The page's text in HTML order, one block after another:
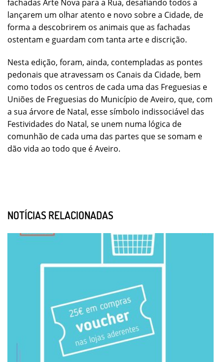
fachadas Arte Nova para a Rua, desafiando todos a
lançarem um olhar atento e novo sobre a Cidade, de
forma a descobrirem os animais que as fachadas
ostentam e guardam com tanta arte e discrição.
Nesta edição, foram, ainda, contempladas as pontes
pedonais que atravessam os Canais da Cidade, bem
como todos os centros de cada uma das Freguesias e
Uniões de Freguesias do Município de Aveiro, que, com
a sua árvore de Natal, esse símbolo indissociável das
Festividades do Natal, se unem numa lógica de
comunhão de cada uma das partes que se somam e
dão vida ao todo que é Aveiro.
NOTÍCIAS RELACIONADAS